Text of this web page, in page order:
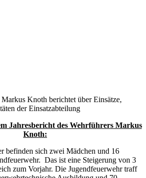
Knoth berichtet über Einsätze,
der Einsatzabteilung
Jahresbericht des Wehrführers Markus
Knoth:
befinden sich zwei Mädchen und 16
Das ist eine Steigerung von 3
zum Vorjahr. Die Jugendfeuerwehr traff